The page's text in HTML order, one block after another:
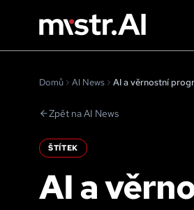
Domů AI News AI a věrnostní
Zpět na AI News
ŠTÍTEK
AI a